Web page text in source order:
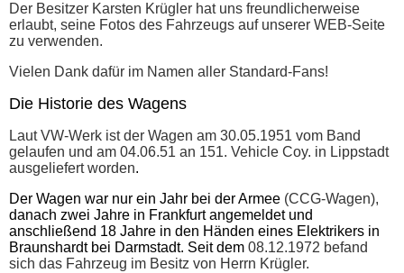
Der Besitzer Karsten Krügler hat uns freundlicherweise
erlaubt, seine Fotos des Fahrzeugs auf unserer WEB-Seite
zu verwenden.
Vielen Dank dafür im Namen aller Standard-Fans!
Die Historie des Wagens
Laut VW-Werk ist der Wagen am 30.05.1951 vom Band
gelaufen und am 04.06.51 an 151. Vehicle Coy. in Lippstadt
ausgeliefert worden.
Der Wagen war nur ein Jahr bei der Armee (CCG-Wagen),
danach zwei Jahre in Frankfurt angemeldet und
anschließend 18 Jahre in den Händen eines Elektrikers in
Braunshardt bei Darmstadt. Seit dem 08.12.1972 befand
sich das Fahrzeug im Besitz von Herrn Krügler.